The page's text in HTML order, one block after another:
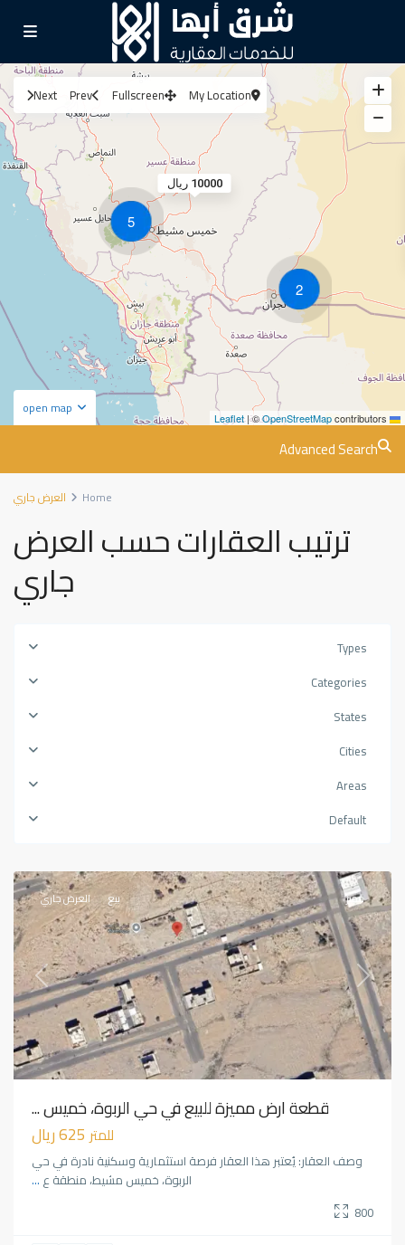
2
5
10000 ريال
|©OpenStreetMapcontributors
open map
My Location
Fullscreen
Prev
Next
Advanced Search
Home العرض جاري
ترتيب العقارات حسب العرض
جاري
Types
Categories
States
Cities
Areas
Default
حي
الربوة,
Next
مميز بيع العرض جاري
قطعة ارض مميزة للبيع في حي الربوة، خميس ...
للمتر625 ريال
وصف العقار: يُعتبر هذا العقار فرصة استثمارية وسكنية نادرة في حي
الربوة، خميس مشيط، منطقة ع ...
800